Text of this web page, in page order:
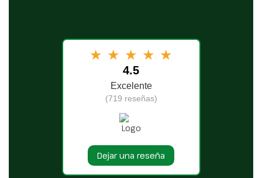
★ ★ ★ ★ ★
4.5
Excelente
(719 reseñas)
Dejar una reseña